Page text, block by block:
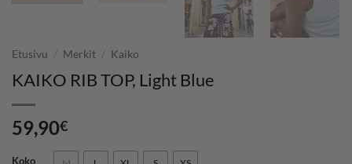
Etusivu / Merkit / Kaiko
KAIKO RIB TOP, Light Blue
59,90€
Koko